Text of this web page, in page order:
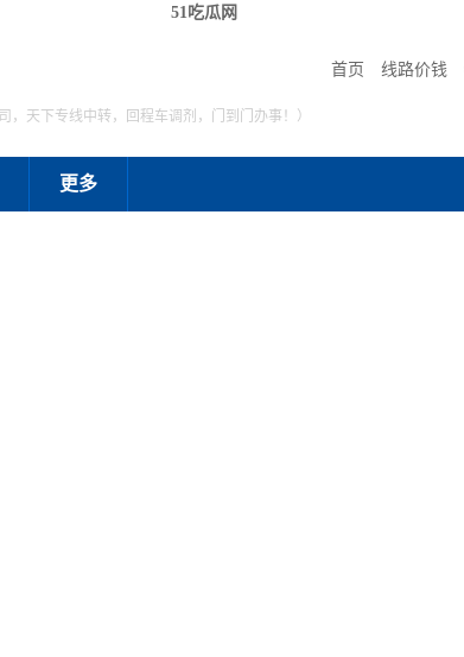
51吃瓜网
首页 线路价钱
，天下专线中转，回程车调剂，门到门办事！）
更多